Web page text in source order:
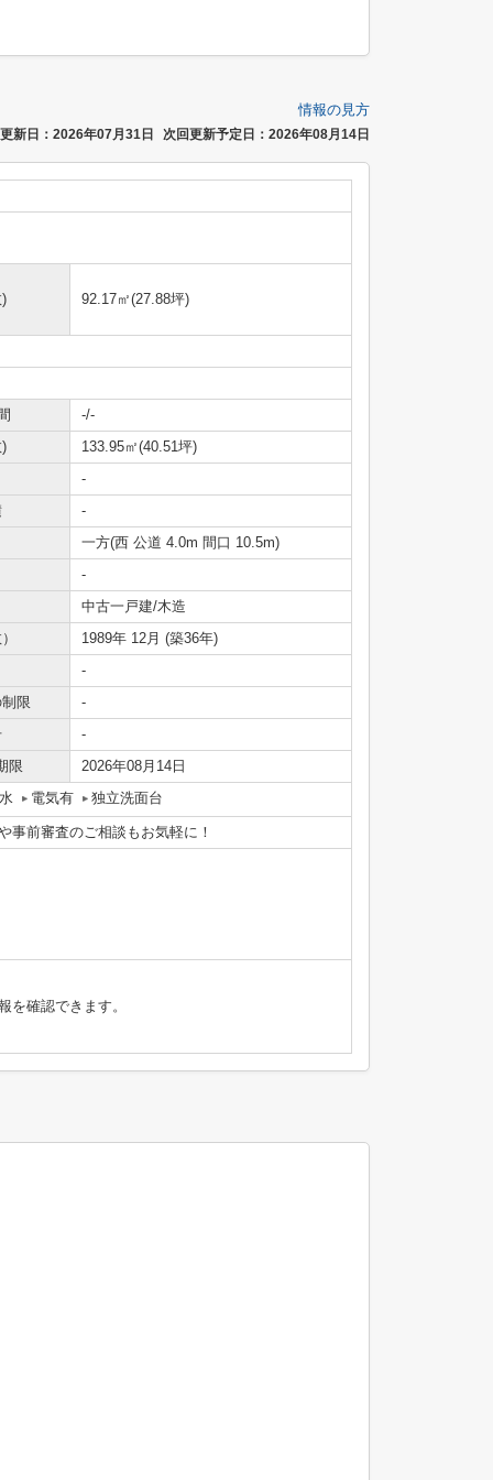
情報の見方
新日：2026年07月31日 次回更新予定日：2026年08月14日
92.17㎡(27.88坪)
-/-
133.95㎡(40.51坪)
-
-
一方(西 公道 4.0m 間口 10.5m)
-
中古一戸建/木造
1989年 12月 (築36年)
-
限
-
-
限
2026年08月14日
電気有 独立洗面台
事前審査のご相談もお気軽に！
を確認できます。